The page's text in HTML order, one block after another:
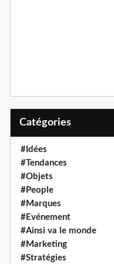
Catégories
#Idées
#Tendances
#Objets
#People
#Marques
#Evénement
#Ainsi va le monde
#Marketing
#Stratégies